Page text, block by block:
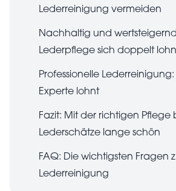
Lederreinigung vermeiden
Nachhaltig und
Lederpflege sich doppelt
Professionelle
Experte lohnt
Fazit: Mit der richtigen Pflege
Lederschätze lange schön
FAQ: Die wichtigsten Fragen
Lederreinigung